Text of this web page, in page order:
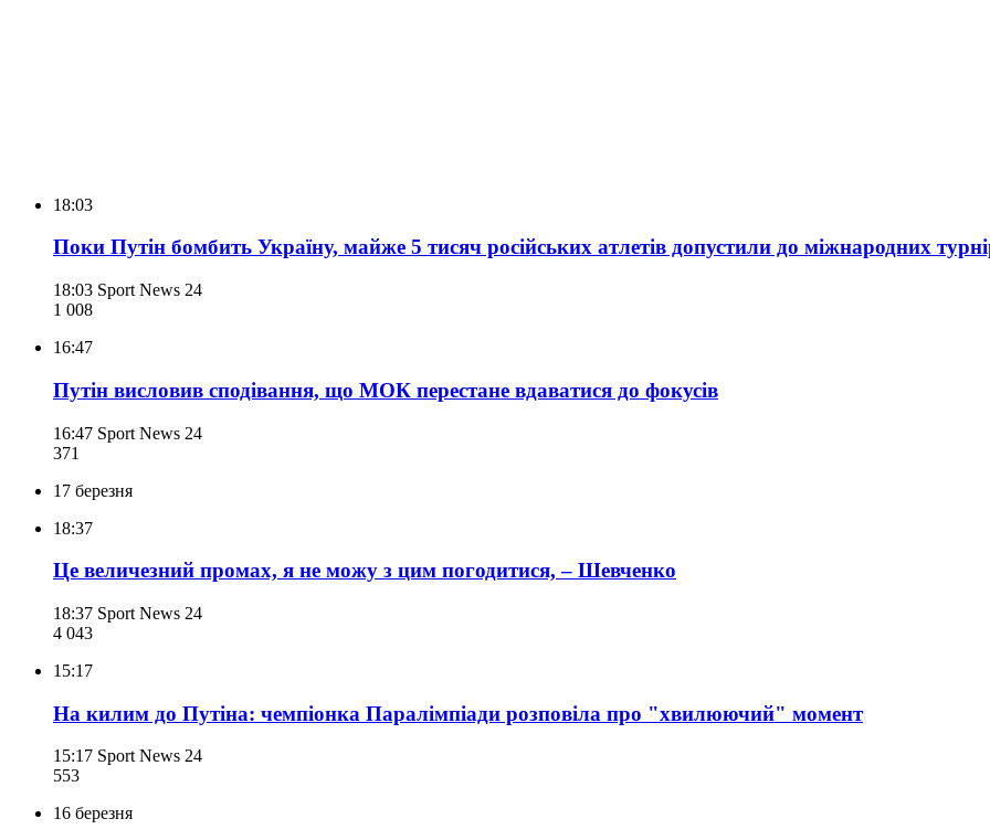
18:03
Поки Путін бомбить Україну, майже 5 тисяч російських атлетів допустили до міжнародних
18:03 Sport News 24
1 008
16:47
Путін висловив сподівання, що МОК перестане вдаватися до фокусів
16:47 Sport News 24
371
17 березня
18:37
Це величезний промах, я не можу з цим погодитися, – Шевченко
18:37 Sport News 24
4 043
15:17
На килим до Путіна: чемпіонка Паралімпіади розповіла про "хвилюючий" момент
15:17 Sport News 24
553
16 березня